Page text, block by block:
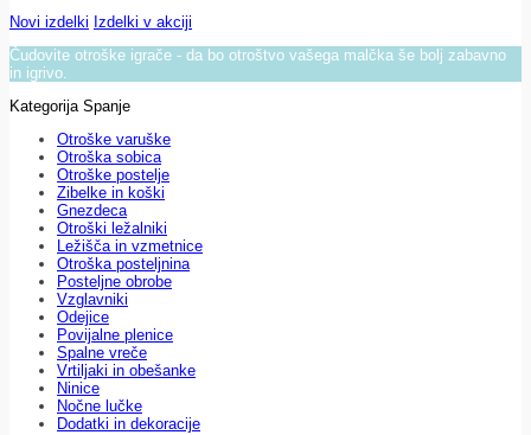
Novi izdelki Izdelki v akciji
Čudovite otroške igrače - da bo otroštvo vašega malčka še bolj zabavno
in igrivo.
Kategorija Spanje
Otroške varuške
Otroška sobica
Otroške postelje
Zibelke in koški
Gnezdeca
Otroški ležalniki
Ležišča in vzmetnice
Otroška posteljnina
Posteljne obrobe
Vzglavniki
Odejice
Povijalne plenice
Spalne vreče
Vrtiljaki in obešanke
Ninice
Nočne lučke
Dodatki in dekoracije